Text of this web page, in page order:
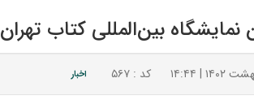
بین‌المللی کتاب تهران
کد : ۵۶۷ اخبار